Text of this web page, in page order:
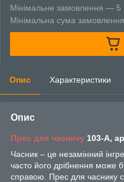
Мінімальне замовлення — 5
Мінімальна сума
Опис Характеристики
Опис
Прес для часнику 103-А,
Часник – це незамінний
часто його дрібнення може
справою. Прес для часнику